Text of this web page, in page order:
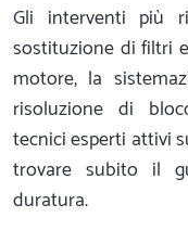
Gli interventi più
sostituzione di filtri
motore, la
risoluzione di
tecnici esperti attivi
trovare subito il
duratura.